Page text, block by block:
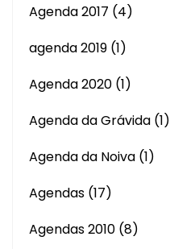
Agenda 2017 (4)
agenda 2019 (1)
Agenda 2020 (1)
Agenda da Grávida (1)
Agenda da Noiva (1)
Agendas (17)
Agendas 2010 (8)